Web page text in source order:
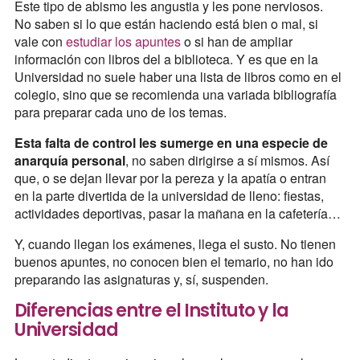
Este tipo de abismo les angustia y les pone nerviosos.
No saben si lo que están haciendo está bien o mal, si
vale con estudiar los apunteso si han de ampliar
información con libros del a biblioteca. Y es que en la
Universidad no suele haber una lista de libros como en el
colegio, sino que se recomienda una variada bibliografía
para preparar cada uno de los temas.
Esta falta de control les sumerge en una especie de
anarquía personal, no saben dirigirse a sí mismos. Así
que, o se dejan llevar por la pereza y la apatía o entran
en la parte divertida de la universidad de lleno: fiestas,
actividades deportivas, pasar la mañana en la cafetería…
Y, cuando llegan los exámenes, llega el susto. No tienen
buenos apuntes, no conocen bien el temario, no han ido
preparando las asignaturas y, sí, suspenden.
Diferencias entre el Instituto y la
Universidad